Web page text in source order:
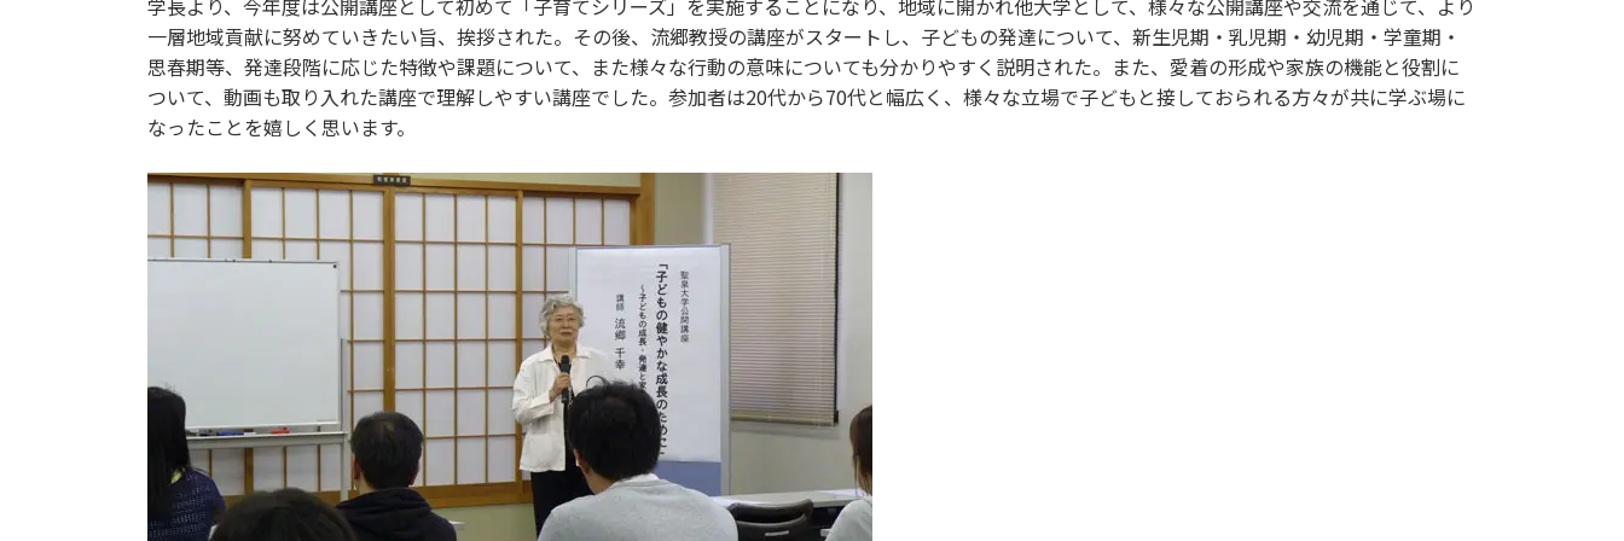
一層地域貢献に努めていきたい旨、挨拶された。その後、流郷教授の講座がスタートし、子どもの発達について、新生児期・乳児期・幼児期・学童期・
思春期等、発達段階に応じた特徴や課題について、また様々な行動の意味についても分かりやすく説明された。また、愛着の形成や家族の機能と役割に
ついて、動画も取り入れた講座で理解しやすい講座でした。参加者は20代から70代と幅広く、様々な立場で子どもと接しておられる方々が共に学ぶ場に
なったことを嬉しく思います。